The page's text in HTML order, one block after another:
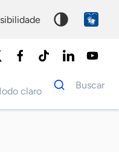
Modo claro
Dados
para
Buscar